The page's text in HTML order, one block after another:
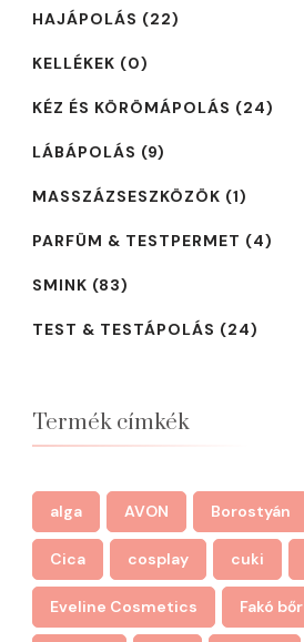
HAJÁPOLÁS (22)
KELLÉKEK (0)
KÉZ ÉS KÖRÖMÁPOLÁS (24)
LÁBÁPOLÁS (9)
MASSZÁZSESZKÖZÖK (1)
PARFÜM & TESTPERMET (4)
SMINK (83)
TEST & TESTÁPOLÁS (24)
Termék címkék
alga AVON Borostyán
Cica cosplay cuki
Eveline Cosmetics Fakó bőr